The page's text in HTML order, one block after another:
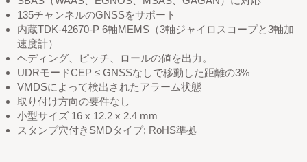
135チャンネルのGNSSをサポート
内蔵TDK-42670-P 6軸MEMS（3軸ジャイロスコープと3軸加
速度計）
ヘディング、ピッチ、ロールの値を出力。
UDRモードCEP ≤ GNSSなしで移動した距離の3%
VMDSによって検出されたアラーム状態
取り付け方向の要件なし
小型サイズ 16 x 12.2 x 2.4 mm
スタンプ穴付きSMDタイプ; RoHS準拠